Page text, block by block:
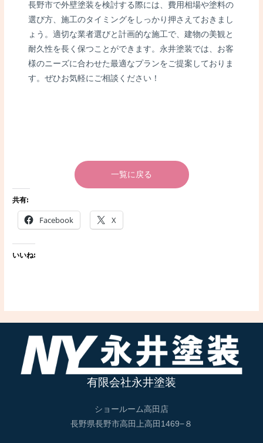
長野市で外壁塗装を検討する際には、費用相場や塗料の
選び方、施工のタイミングをしっかり押さえておきまし
ょう。適切な業者選びと計画的な施工で、建物の美観と
耐久性を長く保つことができます。永井塗装では、お客
様のニーズに合わせた最適なプランをご提案しておりま
す。ぜひお気軽にご相談ください！
一覧に戻る
共有:
Facebook X
いいね:
有限会社永井塗装
ショールーム高田店
長野県長野市高田上高田1469−８